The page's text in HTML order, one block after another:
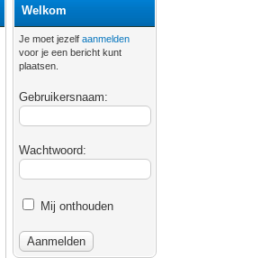
Welkom
Je moet jezelfaanmelden
voor je een bericht kunt
plaatsen.
Gebruikersnaam:
Wachtwoord:
Mij onthouden